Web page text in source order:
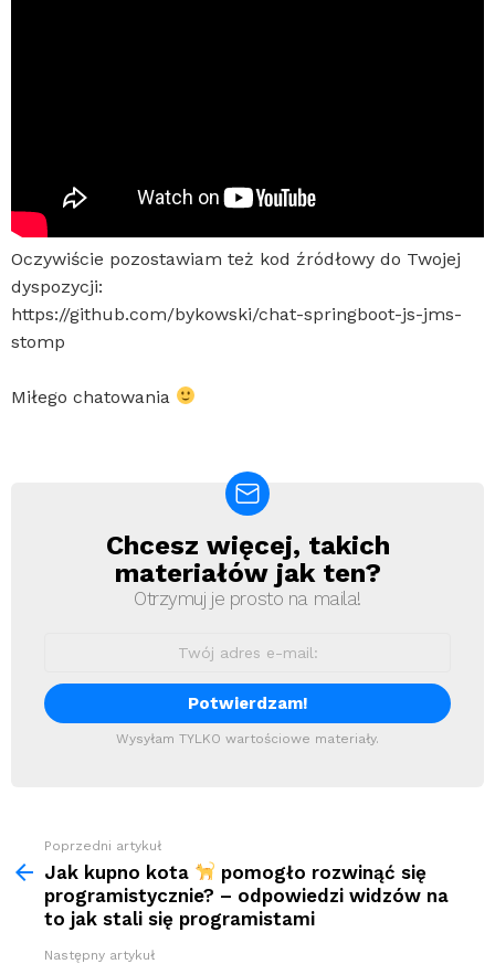
Oczywiście pozostawiam też kod źródłowy do Twojej
dyspozycji:
https://github.com/bykowski/chat-springboot-js-jms-
stomp
Miłego chatowania
NewsletterChcesz więcej, takich
materiałów jak ten?
Otrzymuj je prosto na maila!
Wysyłam TYLKO wartościowe materiały.
Zobacz
więcej
Poprzedni artykuł
Jak kupno kota
pomogło rozwinąć się
programistycznie? – odpowiedzi widzów na
to jak stali się programistami
Następny artykuł